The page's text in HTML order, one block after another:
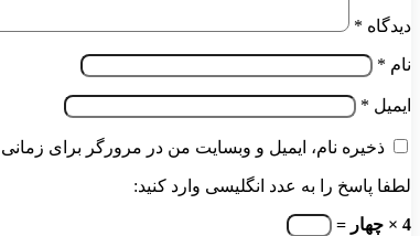
دیدگاه *
نام *
ایمیل *
ذخیره نام، ایمیل و وبسایت من در مرورگر برای
لطفا پاسخ را به عدد انگلیسی وارد کنید:
4 × چهار =